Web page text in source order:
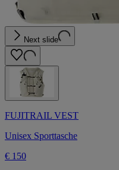
Next slide
FUJITRAIL VEST
Unisex Sporttasche
€ 150